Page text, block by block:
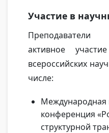
Участие в
активное
всероссийских
числе:
Международная
конференция
структурной